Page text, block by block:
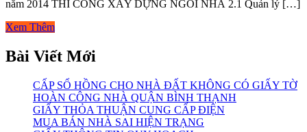
năm 2014 THI CÔNG XÂY DỰNG NGÔI NHÀ 2.1 Quản lý […]
Xem Thêm
Bài Viết Mới
CẤP SỔ HỒNG CHO NHÀ ĐẤT KHÔNG CÓ GIẤY TỜ
HOÀN CÔNG NHÀ QUẬN BÌNH THẠNH
GIẤY THỎA THUẬN CUNG CẤP ĐIỆN
MUA BÁN NHÀ SAI HIỆN TRẠNG